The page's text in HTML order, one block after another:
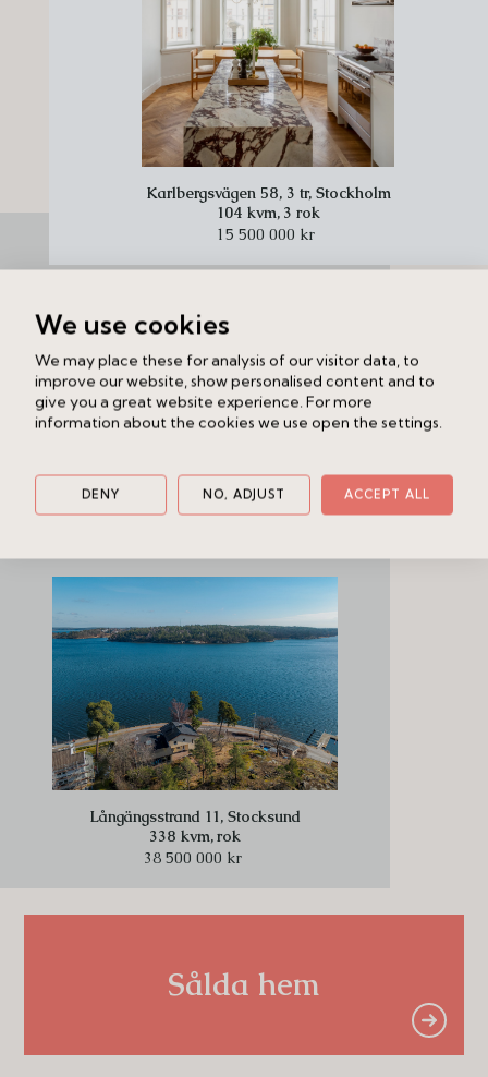
Karlbergsvägen 58, 3 tr, Stockholm
104 kvm, 3 rok
15 500 000 kr
Långängsstrand 11, Stocksund
338 kvm,rok
38 500 000 kr
Sålda hem
We use cookies
We may place these for analysis of our visitor data, to
improve our website, show personalised content and to
give you a great website experience. For more
information about the cookies we use open the settings.
DENY NO, ADJUST ACCEPT ALL